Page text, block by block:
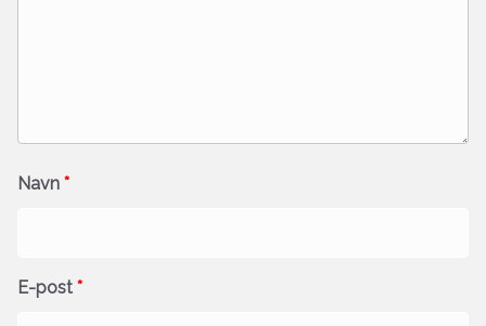
Navn *
E-post *